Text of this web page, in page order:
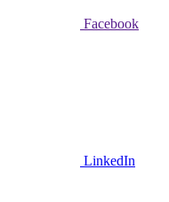
Facebook
LinkedIn